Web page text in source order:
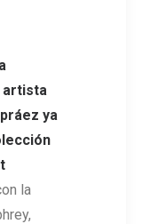
artista
ya
la